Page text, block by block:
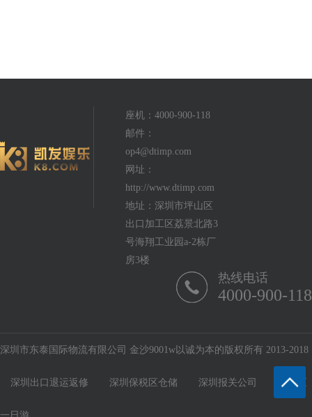
座机：4000-900-118
邮件：
op4@dtimp.com
网址：
http://www.dtimp.com
地址：深圳市坪山区
出口加工区荔景北路3
号海翔工业园a-2栋厂
房3楼
热线电话
4000-900-118
深圳市东泰国际物流有限公司 金沙9001w以诚为本的版权所有 2013-2018
深圳出口退运返修 深圳保税区仓储 深圳报关公司 保税区